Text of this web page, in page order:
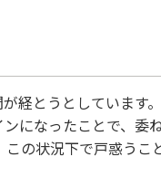
経とうとしています
になったことで、委
の状況下で戸惑うこ